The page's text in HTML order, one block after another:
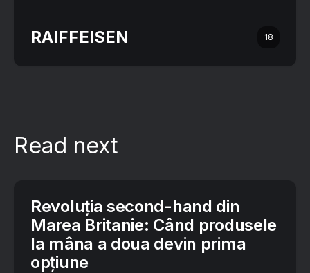
RAIFFEISEN 18
Read next
Revoluția second-hand din
Marea Britanie: Când produsele
la mâna a doua devin prima
opțiune